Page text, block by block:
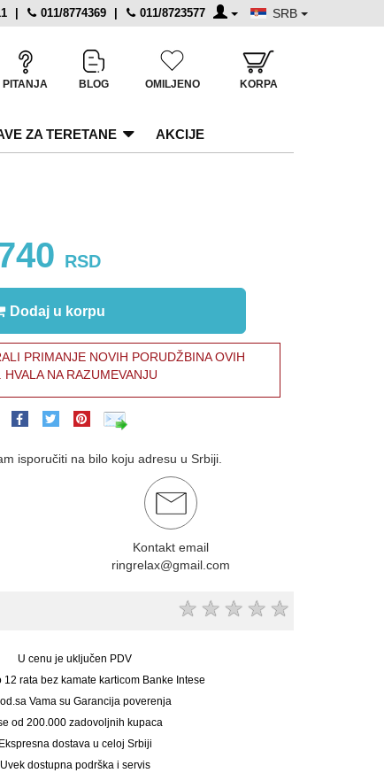
| 011/8774369 | 011/8723577 SRB
PITANJA BLOG OMILJENO KORPA
ZA TERETANE AKCIJE
RSD
Dodaj u korpu
PRIMANJE NOVIH PORUDŽBINA OVIH
HVALA NA RAZUMEVANJU
isporučiti na bilo koju adresu u Srbiji.
Kontakt email
ringrelax@gmail.com
★ ★ ★ ★ ★
U cenu je uključen PDV
12 rata bez kamate karticom Banke Intese
Vama su Garancija poverenja
od 200.000 zadovoljnih kupaca
Ekspresna dostava u celoj Srbiji
Uvek dostupna podrška i servis